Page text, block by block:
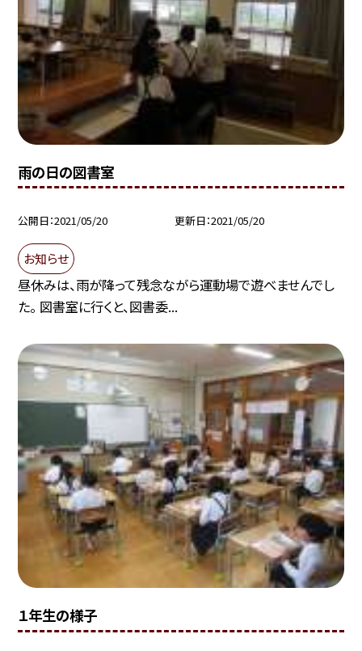
雨の日の図書室
公開日 2021/05/20 更新日 2021/05/20
お知らせ
昼休みは、雨が降って残念ながら運動場で遊べませんでし
た。 図書室に行くと、図書委...
１年生の様子